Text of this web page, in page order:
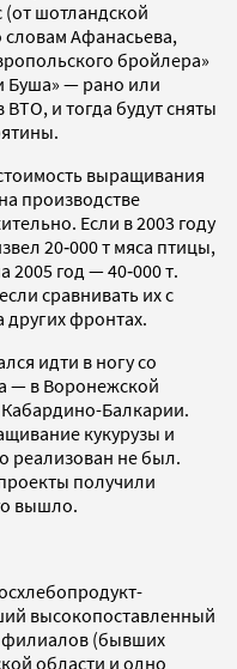
(от шотландской
Афанасьева,
бройлера»
Буша» — рано или
и тогда будут сняты
выращивания
производстве
Если в 2003 году
20‑000 т мяса птицы,
2005 год — 40‑000 т.
сравнивать их с
других фронтах.
идти в ногу со
— в Воронежской
Балкарии.
кукурузы и
реализован не был.
получили
вышло.
высокопоставленный
филиалов (бывших
области и одно